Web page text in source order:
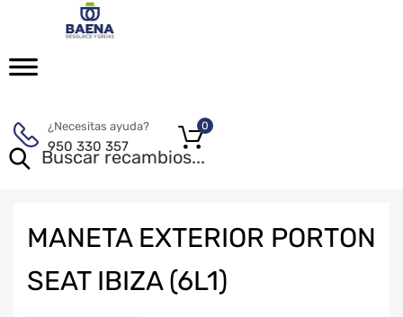
¿Necesitas ayuda?
950 330 357
0
MANETA EXTERIOR PORTON
SEAT IBIZA (6L1)